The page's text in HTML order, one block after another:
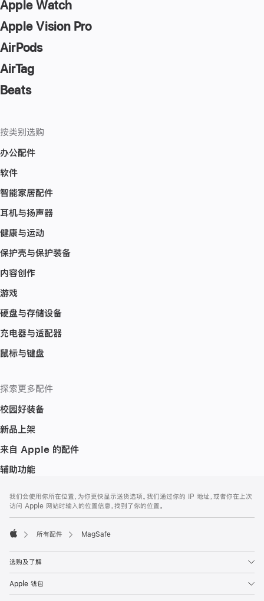
Apple Watch
Apple Vision Pro
AirPods
AirTag
Beats
按类别选购
办公配件
软件
智能家居配件
耳机与扬声器
健康与运动
保护壳与保护装备
内容创作
游戏
硬盘与存储设备
充电器与适配器
鼠标与键盘
探索更多配件
校园好装备
新品上架
来自 Apple 的配件
辅助功能
页
页
脚
注
我们会使用你所在位置，为你更快显示送货选项。我们通过你的 IP 地址，或者你在上次
访问 Apple 网站时输入的位置信息，找到了你的位置。
所有配件 MagSafe
选购及了解
Apple 钱包